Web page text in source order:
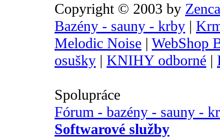
Copyright © 2003 by
Bazény - sauny - krby |
Melodic Noise | WebShop
osušky | KNIHY odborné |
Spolupráce
Fórum - bazény - sauny -
Softwarové služby